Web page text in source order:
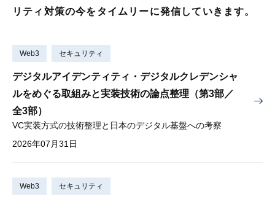
リティ対策の今をタイムリーに発信していきます。
Web3 セキュリティ
デジタルアイデンティティ・デジタルクレデンシャ
ルをめぐる取組みと実装技術の論点整理（第3部／
全3部）
VC実装方式の技術整理と日本のデジタル基盤への考察
2026年07月31日
Web3 セキュリティ